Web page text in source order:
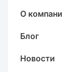
О
Блог
Новости